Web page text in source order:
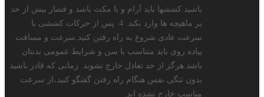
باشید.کششها باید آرام و با مکث باشد و فشار بیش از حد
بر ماهیچه ها وارد نکند. 4. پس از حرکات کششی با
سرعت عادی شروع به راه رفتن کنید.سرعت و مسافت
پیاده روی باید متناسب با سن و شرایط عمومی بدنتان
باشد.هرگز از حد تعادل خارج نشوید. زمانی که قادر باشید
بدون تنگی نفس هنگام راه رفتن گفتگو کنید،از سرعت
مناسب خارج نشده اید.